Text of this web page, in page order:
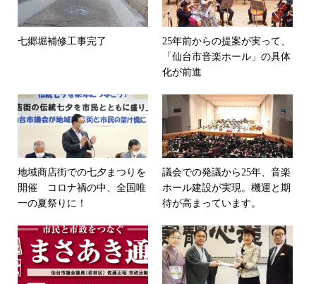
七郷堀補修工事完了
25年前からの提案が実って、
「仙台市音楽ホール」の具体
化が前進
地域商店街での七夕まつりを
開催 コロナ禍の中、全国唯
一の夏祭りに！
議会での発議から25年、音楽
ホール建設が実現。機運と期
待が高まっています。